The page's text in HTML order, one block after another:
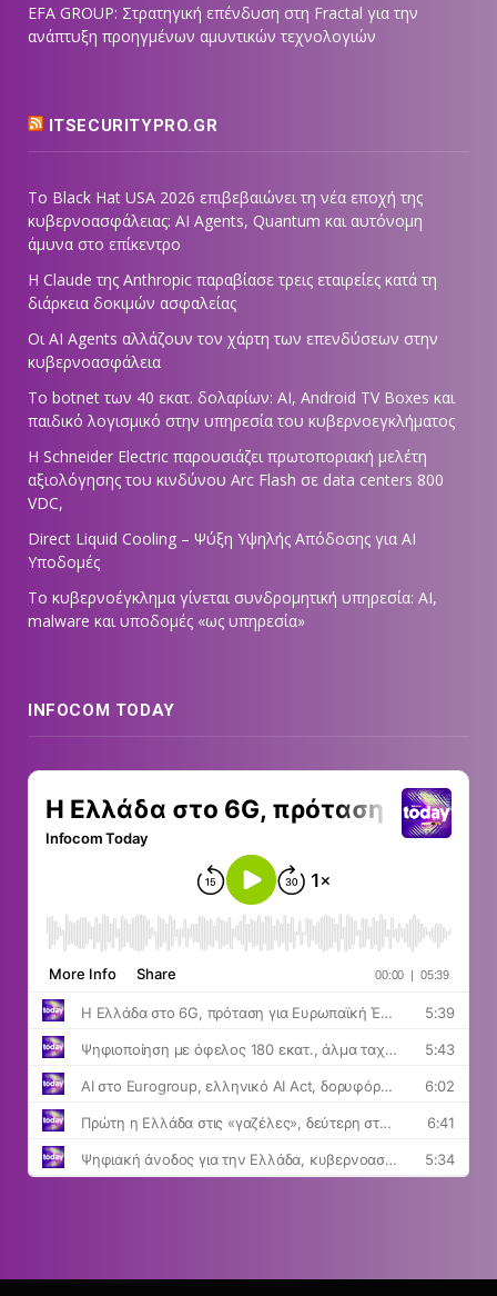
EFA GROUP: Στρατηγική επένδυση στη Fractal για την
ανάπτυξη προηγμένων αμυντικών τεχνολογιών
ITSECURITYPRO.GR
Το Black Hat USA 2026 επιβεβαιώνει τη νέα εποχή της
κυβερνοασφάλειας: AI Agents, Quantum και αυτόνομη
άμυνα στο επίκεντρο
Η Claude της Anthropic παραβίασε τρεις εταιρείες κατά τη
διάρκεια δοκιμών ασφαλείας
Οι AI Agents αλλάζουν τον χάρτη των επενδύσεων στην
κυβερνοασφάλεια
Το botnet των 40 εκατ. δολαρίων: AI, Android TV Boxes και
παιδικό λογισμικό στην υπηρεσία του κυβερνοεγκλήματος
Η Schneider Electric παρουσιάζει πρωτοποριακή μελέτη
αξιολόγησης του κινδύνου Arc Flash σε data centers 800
VDC,
Direct Liquid Cooling – Ψύξη Υψηλής Απόδοσης για AI
Υποδομές
Το κυβερνοέγκλημα γίνεται συνδρομητική υπηρεσία: AI,
malware και υποδομές «ως υπηρεσία»
INFOCOM TODAY